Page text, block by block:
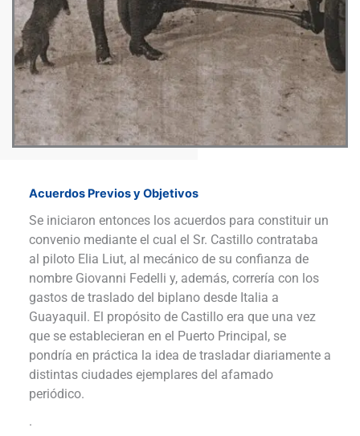
Acuerdos Previos y Objetivos
Se iniciaron entonces los acuerdos para constituir un
convenio mediante el cual el Sr. Castillo contrataba
al piloto Elia Liut, al mecánico de su confianza de
nombre Giovanni Fedelli y, además, correría con los
gastos de traslado del biplano desde Italia a
Guayaquil. El propósito de Castillo era que una vez
que se establecieran en el Puerto Principal, se
pondría en práctica la idea de trasladar diariamente a
distintas ciudades ejemplares del afamado
periódico.
.